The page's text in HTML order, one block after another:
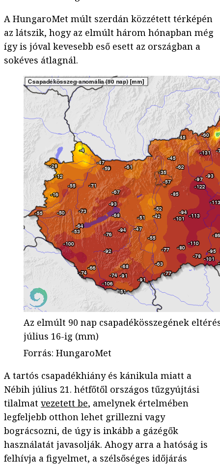
A HungaroMet múlt szerdán közzétett térképén
az látszik, hogy az elmúlt három hónapban még
így is jóval kevesebb eső esett az országban a
sokéves átlagnál.
Az elmúlt 90 nap csapadékösszegének
július 16-ig (mm)
Forrás: HungaroMet
A tartós csapadékhiány és kánikula miatt a
Nébih július 21. hétfőtől országos tűzgyújtási
tilalmat vezetett be, amelynek értelmében
legfeljebb otthon lehet grillezni vagy
bográcsozni, de úgy is inkább a gázégők
használatát javasolják. Ahogy arra a hatóság is
felhívja a figyelmet, a szélsőséges időjárás